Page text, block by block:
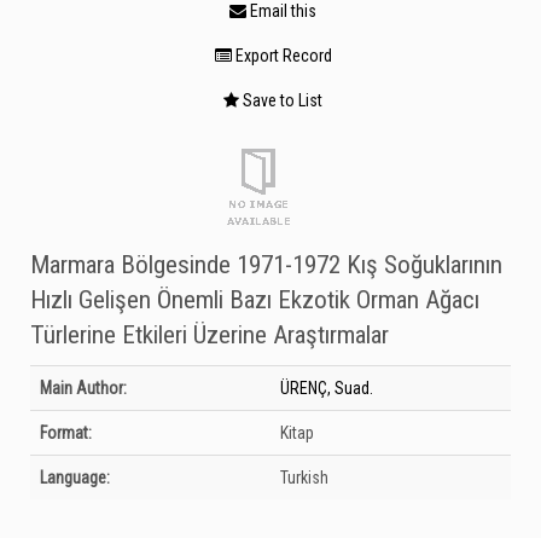
Email this
Export Record
Save to List
Marmara Bölgesinde 1971-1972 Kış Soğuklarının
Hızlı Gelişen Önemli Bazı Ekzotik Orman Ağacı
Türlerine Etkileri Üzerine Araştırmalar
Bibliographic Details
Main Author: ÜRENÇ, Suad.
Format: Kitap
Language: Turkish